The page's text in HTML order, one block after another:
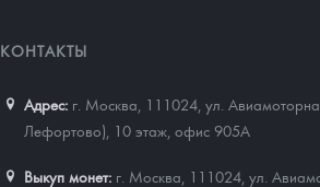
КОНТАКТЫ
Адрес: г. Москва, 111024 ул.
Лефортово), 10 этаж, офис 905А
Выкуп монет: г. Москва, 111024, ул.